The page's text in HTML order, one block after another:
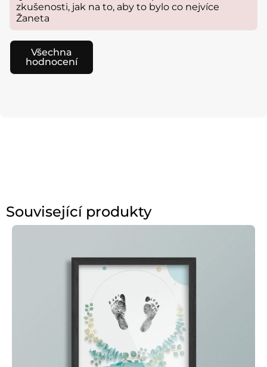
zkušenosti, jak na to, aby to bylo co nejvíce
Žaneta
Všechna
hodnocení
Související produkty